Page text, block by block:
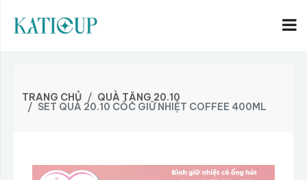
TRANG CHỦ QUÀ TẶNG 20.10
SET QUÀ 20.10 CỐC GIỮ NHIỆT COFFEE 400ML